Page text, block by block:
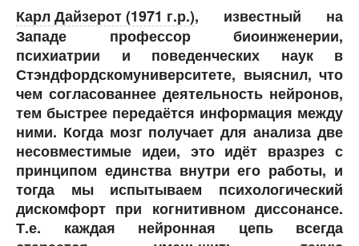
Карл Дайзерот (1971 г.р.), известный на
Западе профессор биоинженерии,
психиатрии и поведенческих наук в
Стэндфордскомуниверситете, выяснил, что
чем согласованнее деятельность нейронов,
тем быстрее передаётся информация между
ними. Когда мозг получает для анализа две
несовместимые идеи, это идёт вразрез с
принципом единства внутри его работы, и
тогда мы испытываем психологический
дискомфорт при когнитивном диссонансе.
Т.е. каждая нейронная цепь всегда